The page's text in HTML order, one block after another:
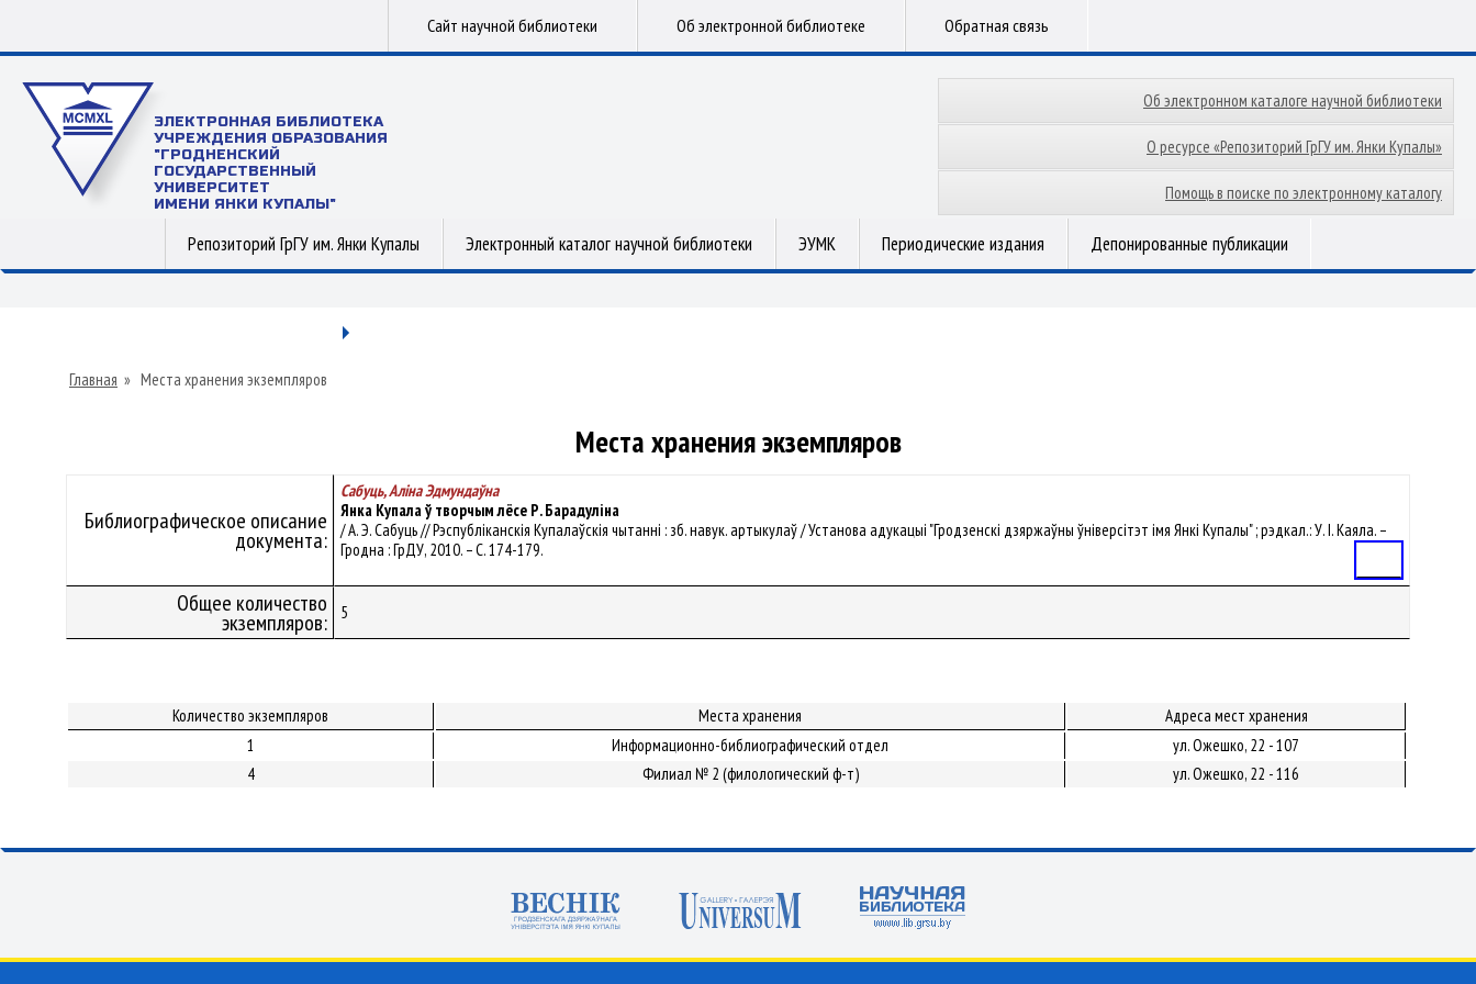
Сайт научной библиотеки Об электронной библиотеке Обратная связь
ЭЛЕКТРОННАЯ БИБЛИОТЕКА
УЧРЕЖДЕНИЯ ОБРАЗОВАНИЯ
"ГРОДНЕНСКИЙ
ГОСУДАРСТВЕННЫЙ
УНИВЕРСИТЕТ
ИМЕНИ ЯНКИ КУПАЛЫ"
Об электронном каталоге научной библиотеки
О ресурсе «Репозиторий ГрГУ им. Янки Купалы»
Помощь в поиске по электронному каталогу
Репозиторий ГрГУ им. Янки Купалы Электронный каталог научной библиотеки ЭУМК Периодические издания Депонированные публикации
Главная » Места хранения экземпляров
Места хранения экземпляров
Библиографическое описание
документа:
Сабуць, Аліна Эдмундаўна
Янка Купала ў творчым лёсе Р. Барадуліна
/ А. Э. Сабуць // Рэспубліканскія Купалаўскія чытанні : зб. навук. артыкулаў / Установа адукацыі "Гродзенскі дзяржаўны ўніверсітэт імя Янкі Купалы" ; рэдкал.: У. I. Каяла. –
Гродна : ГрДУ, 2010. – С. 174-179.
Общее количество
экземпляров: 5
Количество экземпляров Места хранения
Адреса мест хранения
1
Информационно-библиографический отдел
ул. Ожешко, 22 - 107
4
Филиал № 2 (филологический ф-т) ул. Ожешко, 22 - 116